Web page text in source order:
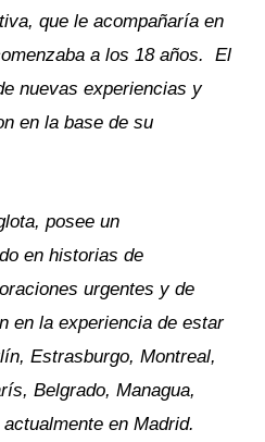
que le acompañaría en
a los 18 años. El
nuevas experiencias y
en la base de su
posee un
en historias de
urgentes y de
en la experiencia de estar
Estrasburgo, Montreal,
Belgrado, Managua,
en Madrid.